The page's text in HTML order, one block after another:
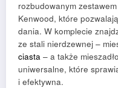
rozbudowanym
Kenwood, które
dania. W komplecie
ze stali nierdzewnej –
ciasta – a także
uniwersalne, które
i efektywna.